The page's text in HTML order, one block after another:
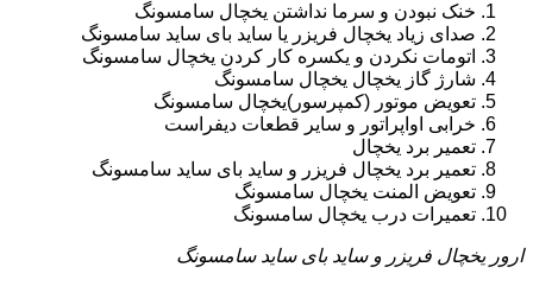
خنک نبودن و سرما نداشتن یخچال سامسونگ
صدای زیاد یخچال فریزر یا ساید بای ساید سامسونگ
اتومات نکردن و یکسره کار کردن یخچال سامسونگ
شارژ گاز یخچال یخچال سامسونگ
تعویض موتور (کمپرسور)یخچال سامسونگ
خرابی اواپراتور و سایر قطعات دیفراست
تعمیر برد یخچال
تعمیر برد یخچال فریزر و ساید بای ساید سامسونگ
تعویض المنت یخچال سامسونگ
تعمیرات درب یخچال سامسونگ
ارور یخچال فریزر و ساید بای ساید سامسونگ